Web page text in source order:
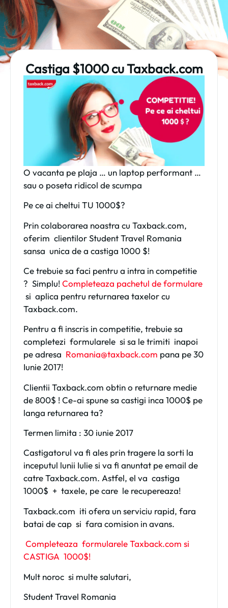
Castiga $1000 cu Taxback.com
O vacanta pe plaja … un laptop performant …
sau o poseta ridicol de scumpa
Pe ce ai cheltui TU 1000$?
Prin colaborarea noastra cu Taxback.com,
oferim clientilor Student Travel Romania
sansa unica de a castiga 1000 $!
Ce trebuie sa faci pentru a intra in competitie
? Simplu!Completeaza pachetul de formulare
si aplica pentru returnarea taxelor cu
Taxback.com.
Pentru a fi inscris in competitie, trebuie sa
completezi formularele si sa le trimiti inapoi
pe adresa Romania@taxback.com pana pe 30
Iunie 2017!
Clientii Taxback.com obtin o returnare medie
de 800$ !Ce-ai spune sa castigi inca 1000$ pe
langa returnarea ta?
Termen limita : 30 iunie 2017
Castigatorul va fi ales prin tragere la sorti la
inceputul lunii Iulie si va fi anuntat pe email de
catre Taxback.com. Astfel, el va castiga
1000$ + taxele, pe care le recupereaza!
Taxback.com iti ofera un serviciu rapid, fara
batai de cap si fara comision in avans.
Completeaza formularele Taxback.com si
CASTIGA 1000$!
Mult noroc si multe salutari,
Student Travel Romania